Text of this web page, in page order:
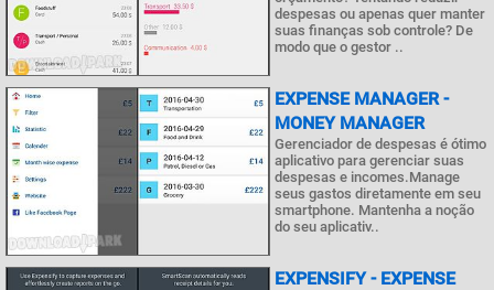
despesas ou apenas quer manter
suas finanças sob controle? De
modo que o gestor ..
EXPENSE MANAGER -
MONEY MANAGER
Gerenciador de despesas é ótimo
aplicativo para gerenciar suas
despesas e incomes.Manage
seus gastos diretamente em seu
smartphone. Mantenha a noção
do seu aplicativ..
EXPENSIFY - EXPENSE